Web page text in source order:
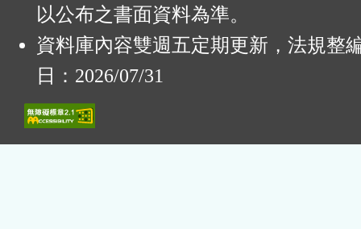
以公布之書面資料為準。
資料庫內容雙週五定期更新，法規整
日：2026/07/31